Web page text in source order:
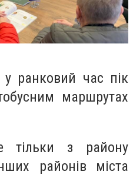
ранковий час пік
маршрутах
тільки з району
районів міста